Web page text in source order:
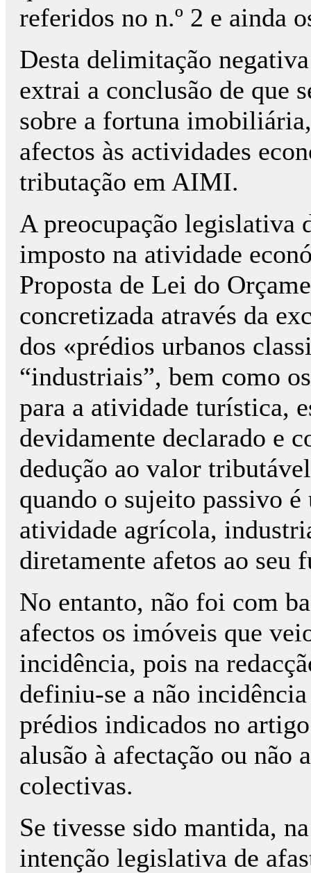
referidos no n.º 2 e ainda
Desta delimitação
extrai a conclusão de que
sobre a fortuna
afectos às actividades
tributação em AIMI.
A preocupação legislativa
imposto na atividade
Proposta de Lei do
concretizada através da
dos «prédios urbanos
“industriais”, bem como
para a atividade turística,
devidamente declarado e
dedução ao valor
quando o sujeito passivo
atividade agrícola,
diretamente afetos ao seu
No entanto, não foi com
afectos os imóveis que
incidência, pois na
definiu-se a não
prédios indicados no
alusão à afectação ou não
colectivas.
Se tivesse sido mantida,
intenção legislativa de